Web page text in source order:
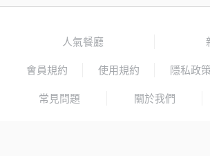
人氣餐廳
會員規約 使用規約 隱私政
常見問題 關於我們